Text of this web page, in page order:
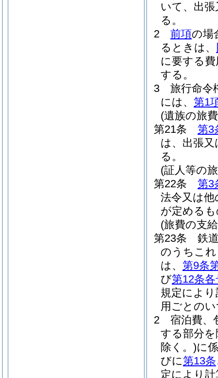
いて、出
る。
2
前項の場
るときは、
に要する
する。
3
旅行命令
には、 第1
(遺族の旅
第21条
第3
は、出張
る。
(証人等の
第22条
第3
法令又は
が定める
(旅費の支
第23条
鉄
のうちこ
は、 第9条
び第12条各
規定によ
用ごとの
2
宿泊費、
する部分
除く。)に
びに第13条
定により